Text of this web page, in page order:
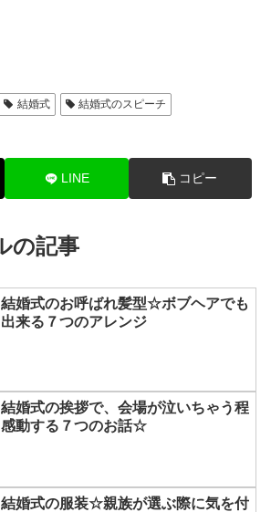
結婚式
結婚式のスピーチ
LINE コピー
の記事
結婚式のお呼ばれ髪型☆ボブヘアでも
出来る７つのアレンジ
結婚式の挨拶で、会場が泣いちゃう程
感動する７つのお話☆
結婚式の服装☆親族が選ぶ際に気を付